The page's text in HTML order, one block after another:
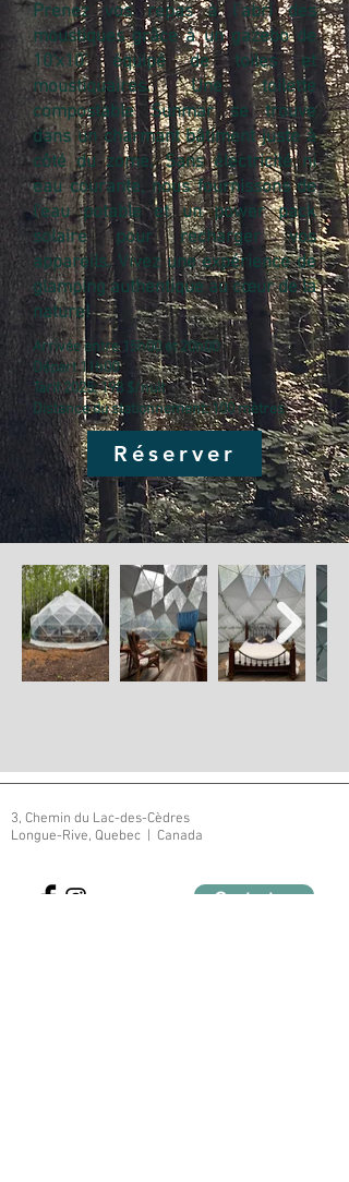
Prenez vos repas à l’abri des
moustiques grâce à un gazebo de
10'x10' équipé de toiles et
moustiquaires. Une toilette
compostable Sunmar se trouve
dans un charmant bâtiment juste à
côté du zome. Sans électricité ni
eau courante, nous fournissons de
l'eau potable et un power pack
solaire pour recharger vos
appareils. Vivez une expérience de
glamping authentique au cœur de la
nature!
Arrivée entre 15h00 et 20h00
Départ 11h00
Tarif 2025: 198 $/nuit
Distance du stationnement: 100 mètres
Réserver
3, Chemin du Lac-des-Cèdres
Longue-Rive, Quebec | Canada
Contact us